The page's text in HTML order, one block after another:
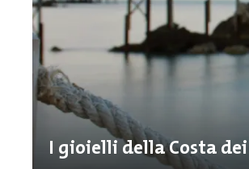
I gioielli della Costa